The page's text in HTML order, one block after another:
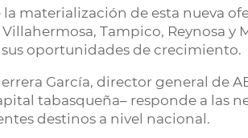
materialización de esta nueva
Tampico, Reynosa
oportunidades de crecimiento.
García, director general de
tabasqueña– responde a las
destinos a nivel nacional.